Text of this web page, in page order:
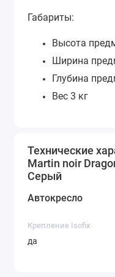
Габариты:
Высота
Ширина
Глубина
Вес 3 кг
Технические
Martin noir
Серый
Автокресло
Крепление Isofix
да